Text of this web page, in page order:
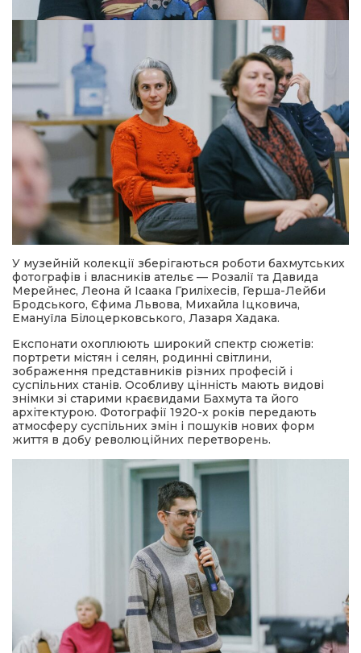
У музейній колекції зберігаються роботи бахмутських
фотографів і власників ательє — Розалії та Давида
Мерейнес, Леона й Ісаака Гриліхесів, Герша-Лейби
Бродського, Єфима Львова, Михайла Іцковича,
Емануїла Білоцерковського, Лазаря Хадака.
Експонати охоплюють широкий спектр сюжетів:
портрети містян і селян, родинні світлини,
зображення представників різних професій і
суспільних станів. Особливу цінність мають видові
знімки зі старими краєвидами Бахмута та його
архітектурою. Фотографії 1920-х років передають
атмосферу суспільних змін і пошуків нових форм
життя в добу революційних перетворень.